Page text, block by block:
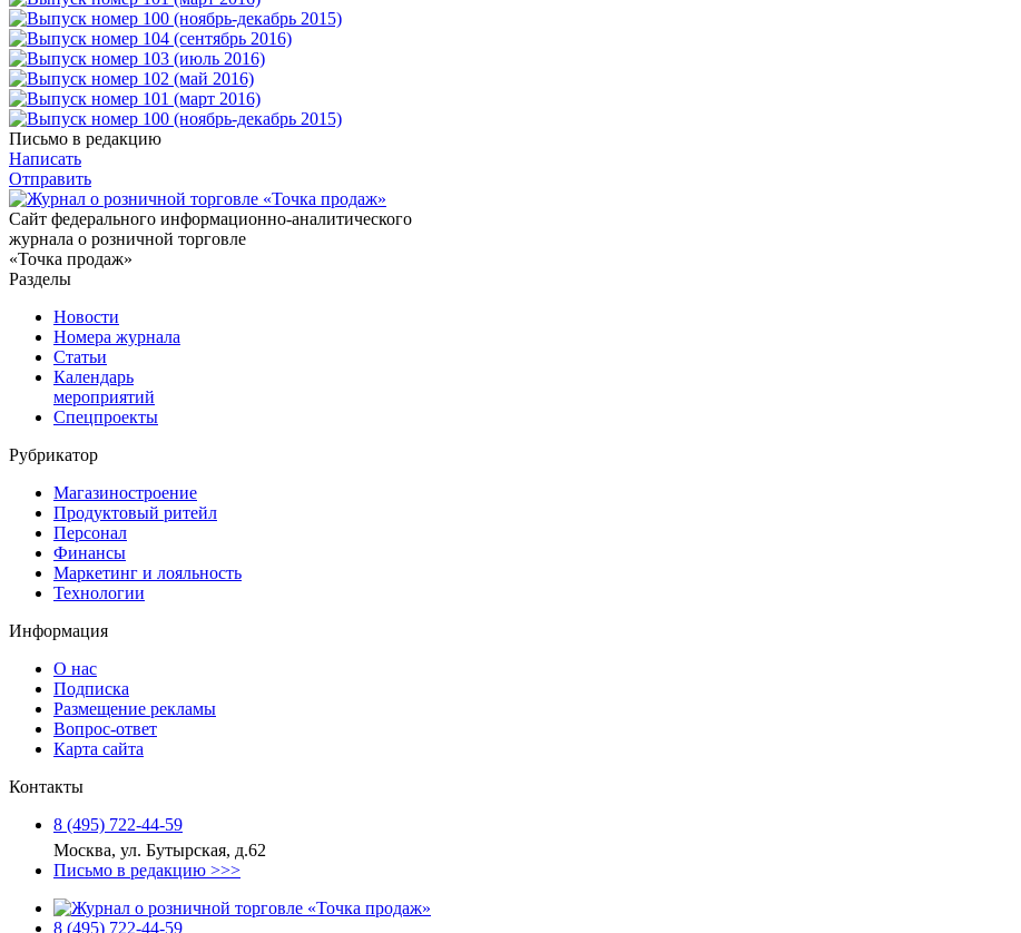
Письмо в редакцию
Написать
Отправить
Сайт федерального информационно-аналитического
журнала о розничной торговле
«Точка продаж»
Разделы
Новости
Номера журнала
Статьи
Календарь
мероприятий
Спецпроекты
Рубрикатор
Магазиностроение
Продуктовый ритейл
Персонал
Финансы
Маркетинг и лояльность
Технологии
Информация
О нас
Подписка
Размещение рекламы
Вопрос-ответ
Карта сайта
Контакты
8 (495) 722‑44‑59
Москва, ул. Бутырская, д.62
Письмо в редакцию >>>
8 (495) 722‑44‑59